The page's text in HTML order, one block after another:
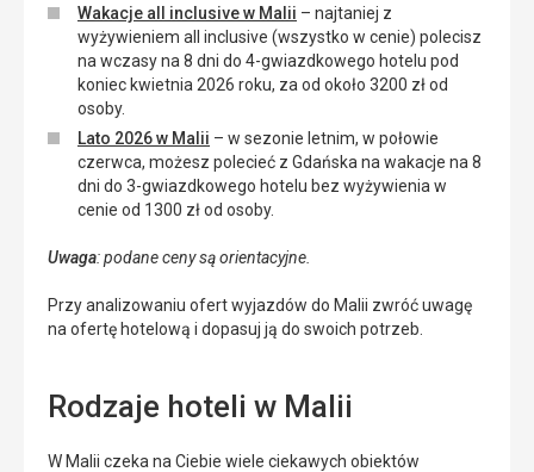
Wakacje all inclusive w Malii – najtaniej z
wyżywieniem all inclusive (wszystko w cenie) polecisz
na wczasy na 8 dni do 4-gwiazdkowego hotelu pod
koniec kwietnia 2026 roku, za od około 3200 zł od
osoby.
Lato 2026 w Malii – w sezonie letnim, w połowie
czerwca, możesz polecieć z Gdańska na wakacje na 8
dni do 3-gwiazdkowego hotelu bez wyżywienia w
cenie od 1300 zł od osoby.
Uwaga: podane ceny są orientacyjne.
Przy analizowaniu ofert wyjazdów do Malii zwróć uwagę
na ofertę hotelową i dopasuj ją do swoich potrzeb.
Rodzaje hoteli w Malii
W Malii czeka na Ciebie wiele ciekawych obiektów